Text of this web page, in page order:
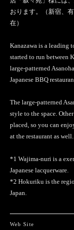
おります。（新宿、
在）
Kanazawa is a leading
started to run between
large-patterned
Japanese BBQ
The large-patterned
style to the space.
placed, so you can
at the restaurant as well.
*1 Wajima-nuri is a
Japanese lacquerware.
*2 Hokuriku is the
Japan.
Web Site